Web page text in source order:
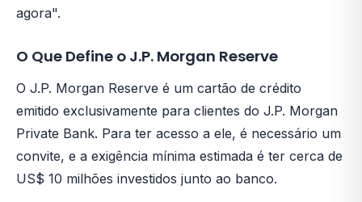
agora".
O Que Define o J.P. Morgan Reserve
O J.P. Morgan Reserve é um cartão de crédito
emitido exclusivamente para clientes do J.P. Morgan
Private Bank. Para ter acesso a ele, é necessário um
convite, e a exigência mínima estimada é ter cerca de
US$ 10 milhões investidos junto ao banco.